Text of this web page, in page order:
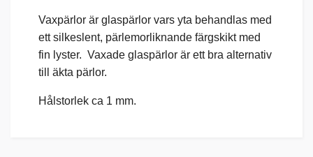
Vaxpärlor är glaspärlor vars yta behandlas med
ett silkeslent, pärlemorliknande färgskikt med
fin lyster. Vaxade glaspärlor är ett bra alternativ
till äkta pärlor.
Hålstorlek ca 1 mm.